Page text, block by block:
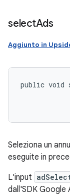
selectAds
Aggiunto in
public void
Seleziona un
eseguite in
L'input
dall'SDK Google